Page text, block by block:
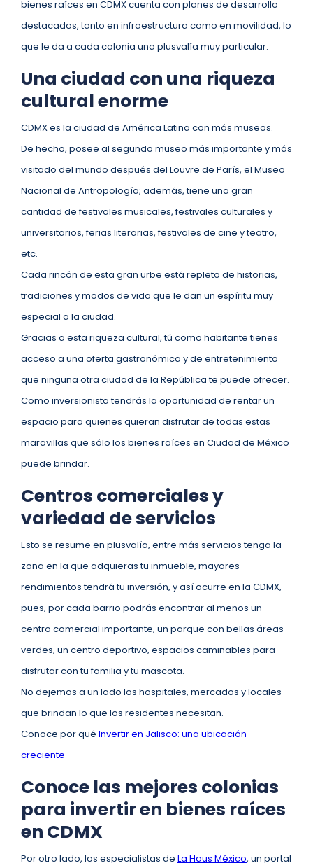
bienes raíces en CDMX cuenta con planes de desarrollo
destacados, tanto en infraestructura como en movilidad, lo
que le da a cada colonia una plusvalía muy particular.
Una ciudad con una riqueza
cultural enorme
CDMX es la ciudad de América Latina con más museos.
De hecho, posee al segundo museo más importante y más
visitado del mundo después del Louvre de París, el Museo
Nacional de Antropología; además, tiene una gran
cantidad de festivales musicales, festivales culturales y
universitarios, ferias literarias, festivales de cine y teatro,
etc.
Cada rincón de esta gran urbe está repleto de historias,
tradiciones y modos de vida que le dan un espíritu muy
especial a la ciudad.
Gracias a esta riqueza cultural, tú como habitante tienes
acceso a una oferta gastronómica y de entretenimiento
que ninguna otra ciudad de la República te puede ofrecer.
Como inversionista tendrás la oportunidad de rentar un
espacio para quienes quieran disfrutar de todas estas
maravillas que sólo los bienes raíces en Ciudad de México
puede brindar.
Centros comerciales y
variedad de servicios
Esto se resume en plusvalía, entre más servicios tenga la
zona en la que adquieras tu inmueble, mayores
rendimientos tendrá tu inversión, y así ocurre en la CDMX,
pues, por cada barrio podrás encontrar al menos un
centro comercial importante, un parque con bellas áreas
verdes, un centro deportivo, espacios caminables para
disfrutar con tu familia y tu mascota.
No dejemos a un lado los hospitales, mercados y locales
que brindan lo que los residentes necesitan.
Conoce por qué Invertir en Jalisco: una ubicación
creciente
Conoce las mejores colonias
para invertir en bienes raíces
en CDMX
Por otro lado, los especialistas de La Haus México, un portal